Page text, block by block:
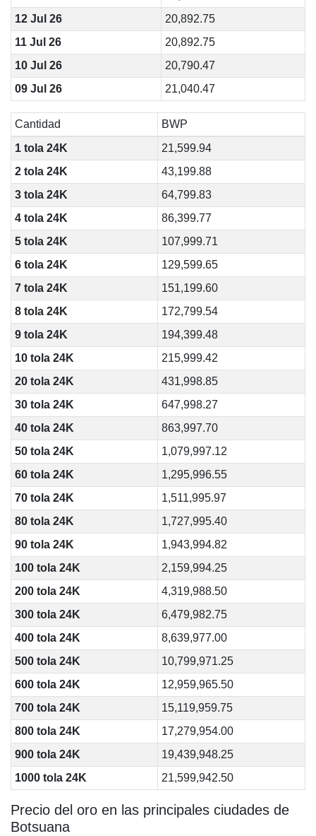
12 Jul 26
20,892.75
11 Jul 26
20,892.75
10 Jul 26
20,790.47
09 Jul 26
21,040.47
Cantidad
BWP
1 tola 24K
21,599.94
2 tola 24K
43,199.88
3 tola 24K
64,799.83
4 tola 24K
86,399.77
5 tola 24K
107,999.71
6 tola 24K
129,599.65
7 tola 24K
151,199.60
8 tola 24K
172,799.54
9 tola 24K
194,399.48
10 tola 24K
215,999.42
20 tola 24K
431,998.85
30 tola 24K
647,998.27
40 tola 24K
863,997.70
50 tola 24K
1,079,997.12
60 tola 24K
1,295,996.55
70 tola 24K
1,511,995.97
80 tola 24K
1,727,995.40
90 tola 24K
1,943,994.82
100 tola 24K
2,159,994.25
200 tola 24K
4,319,988.50
300 tola 24K
6,479,982.75
400 tola 24K
8,639,977.00
500 tola 24K
10,799,971.25
600 tola 24K
12,959,965.50
700 tola 24K
15,119,959.75
800 tola 24K
17,279,954.00
900 tola 24K
19,439,948.25
1000 tola 24K
21,599,942.50
Precio del oro en las principales ciudades de
Botsuana